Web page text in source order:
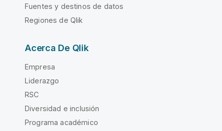
Fuentes y destinos de datos
Regiones de Qlik
Acerca De Qlik
Empresa
Liderazgo
RSC
Diversidad e inclusión
Programa académico